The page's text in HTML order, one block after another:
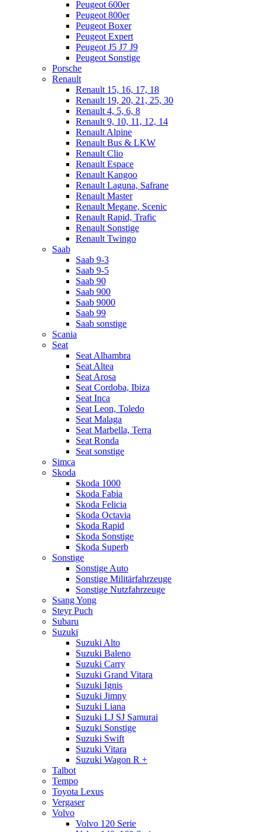
Peugeot 600er
Peugeot 800er
Peugeot Boxer
Peugeot Expert
Peugeot J5 J7 J9
Peugeot Sonstige
Porsche
Renault
Renault 15, 16, 17, 18
Renault 19, 20, 21, 25, 30
Renault 4, 5, 6, 8
Renault 9, 10, 11, 12, 14
Renault Alpine
Renault Bus & LKW
Renault Clio
Renault Espace
Renault Kangoo
Renault Laguna, Safrane
Renault Master
Renault Megane, Scenic
Renault Rapid, Trafic
Renault Sonstige
Renault Twingo
Saab
Saab 9-3
Saab 9-5
Saab 90
Saab 900
Saab 9000
Saab 99
Saab sonstige
Scania
Seat
Seat Alhambra
Seat Altea
Seat Arosa
Seat Cordoba, Ibiza
Seat Inca
Seat Leon, Toledo
Seat Malaga
Seat Marbella, Terra
Seat Ronda
Seat sonstige
Simca
Skoda
Skoda 1000
Skoda Fabia
Skoda Felicia
Skoda Octavia
Skoda Rapid
Skoda Sonstige
Skoda Superb
Sonstige
Sonstige Auto
Sonstige Militärfahrzeuge
Sonstige Nutzfahrzeuge
Ssang Yong
Steyr Puch
Subaru
Suzuki
Suzuki Alto
Suzuki Baleno
Suzuki Carry
Suzuki Grand Vitara
Suzuki Ignis
Suzuki Jimny
Suzuki Liana
Suzuki LJ SJ Samurai
Suzuki Sonstige
Suzuki Swift
Suzuki Vitara
Suzuki Wagon R +
Talbot
Tempo
Toyota Lexus
Vergaser
Volvo
Volvo 120 Serie